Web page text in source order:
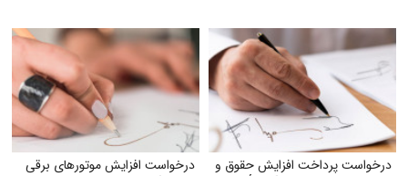
درخواست پرداخت افزایش حقوق و
درخواست افزایش موتورهای برقی